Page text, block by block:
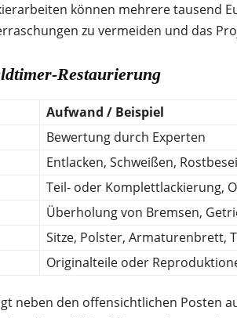
können mehrere tausend
zu vermeiden und das
Restaurierung
Aufwand / Beispiel
Bewertung durch Experten
Entlacken, Schweißen,
Teil- oder Komplettlackierung,
Überholung von Bremsen,
Sitze, Polster, Armaturenbrett,
Originalteile oder
neben den offensichtlichen Posten